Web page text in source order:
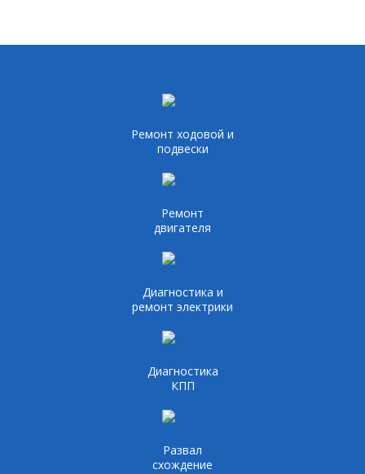
Ремонт ходовой и
подвески
Ремонт
двигателя
Диагностика и
ремонт электрики
Диагностика
КПП
Развал
схождение